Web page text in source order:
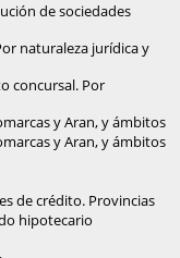
de sociedades
naturaleza jurídica y
concursal. Por
y Aran, y ámbitos
y Aran, y ámbitos
de crédito. Provincias
hipotecario